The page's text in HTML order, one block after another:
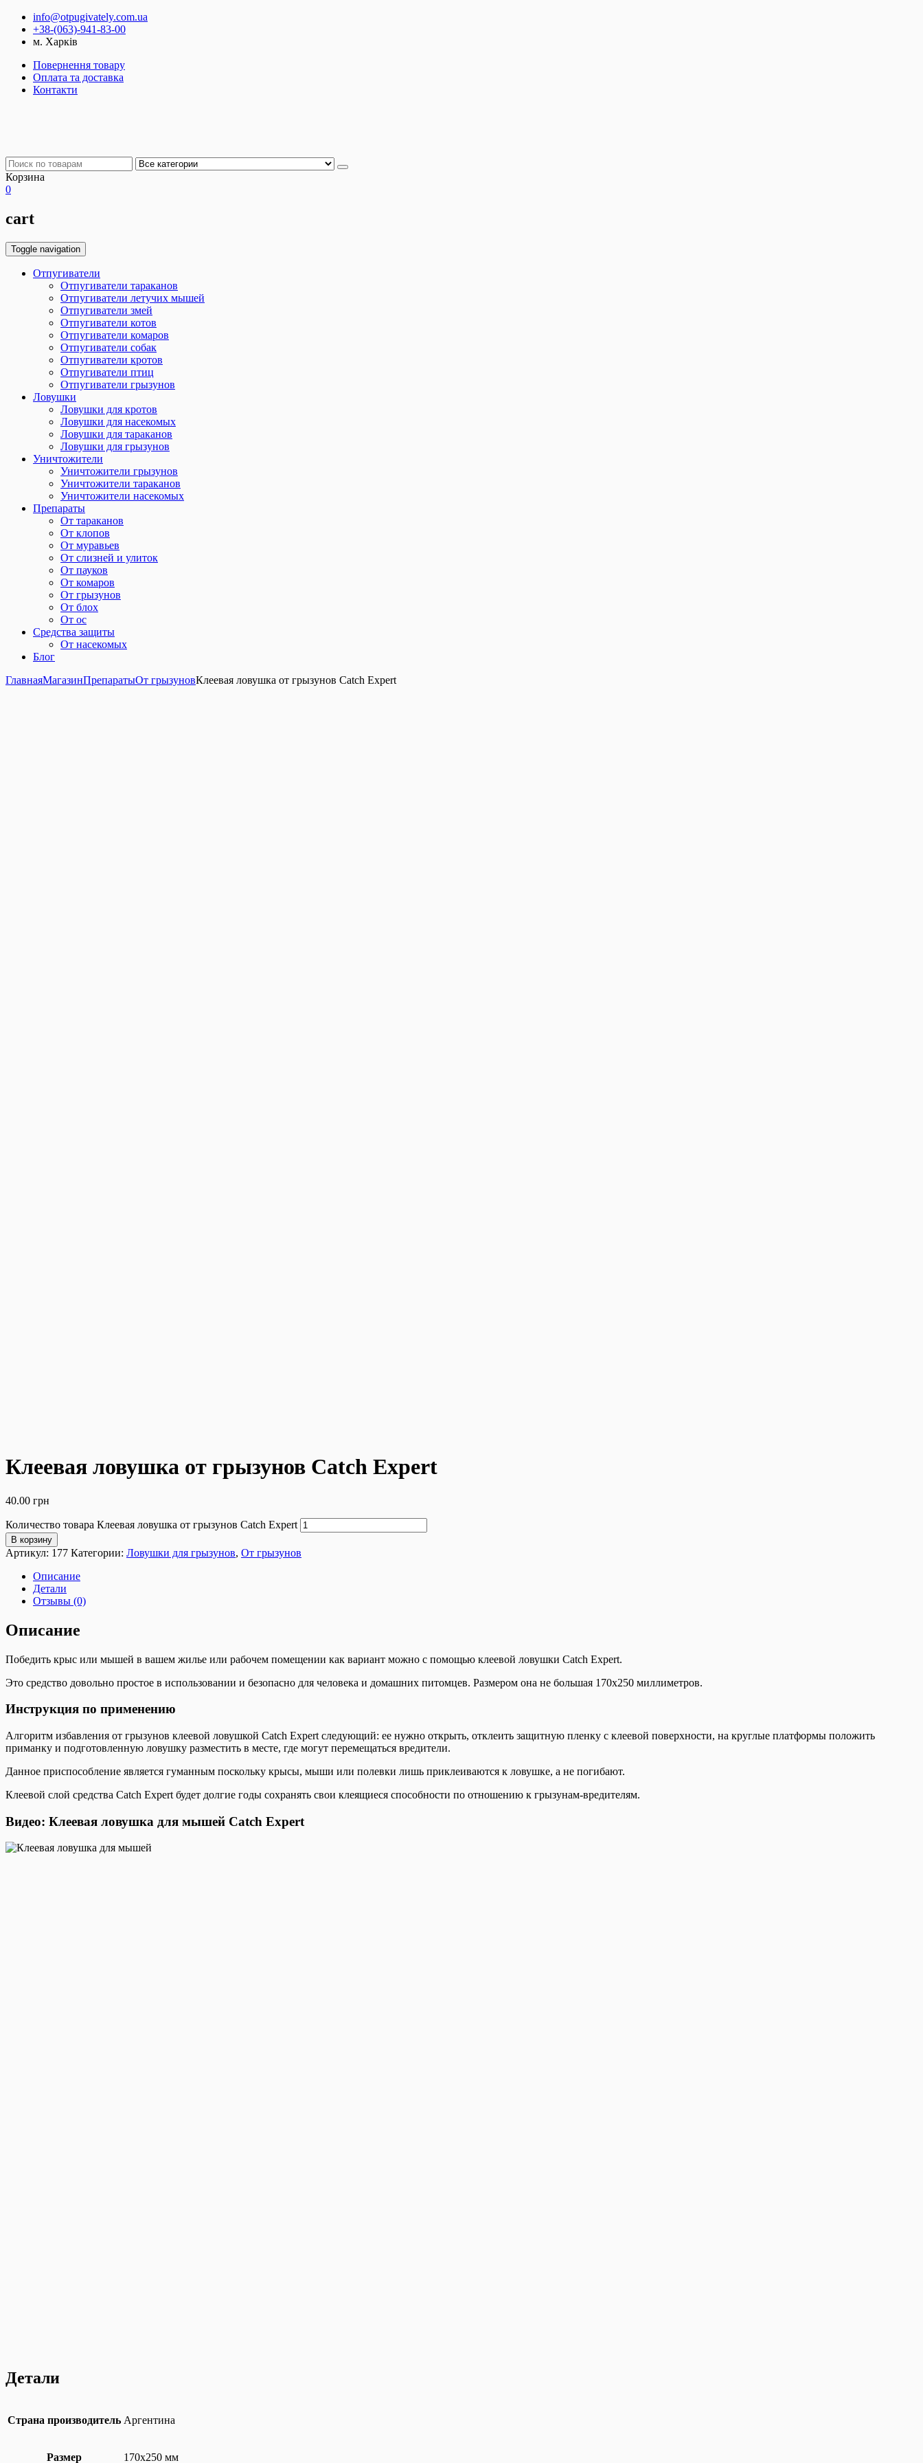
info@otpugivately.com.ua
+38-(063)-941-83-00
м. Харків
Повернення товару
Оплата та доставка
Контакти
Корзина
0
cart
Toggle navigation
Отпугиватели
Отпугиватели тараканов
Отпугиватели летучих мышей
Отпугиватели змей
Отпугиватели котов
Отпугиватели комаров
Отпугиватели собак
Отпугиватели кротов
Отпугиватели птиц
Отпугиватели грызунов
Ловушки
Ловушки для кротов
Ловушки для насекомых
Ловушки для тараканов
Ловушки для грызунов
Уничтожители
Уничтожители грызунов
Уничтожители тараканов
Уничтожители насекомых
Препараты
От тараканов
От клопов
От муравьев
От слизней и улиток
От пауков
От комаров
От грызунов
От блох
От ос
Средства защиты
От насекомых
Блог
ГлавнаяМагазинПрепаратыОт грызуновКлеевая ловушка от грызунов Catch Expert
Клеевая ловушка от грызунов Catch Expert
40.00 грн
Количество товара Клеевая ловушка от грызунов Catch Expert
В корзину
Артикул: 177 Категории: Ловушки для грызунов, От грызунов
Описание
Детали
Отзывы (0)
Описание
Победить крыс или мышей в вашем жилье или рабочем помещении как вариант можно с помощью клеевой ловушки Catch Expert.
Это средство довольно простое в использовании и безопасно для человека и домашних питомцев. Размером она не большая 170х250 миллиметров.
Инструкция по применению
Алгоритм избавления от грызунов клеевой ловушкой Catch Expert следующий: ее нужно открыть, отклеить защитную пленку с клеевой поверхности, на круглые платформы положить
приманку и подготовленную ловушку разместить в месте, где могут перемещаться вредители.
Данное приспособление является гуманным поскольку крысы, мыши или полевки лишь приклеиваются к ловушке, а не погибают.
Клеевой слой средства Catch Expert будет долгие годы сохранять свои клеящиеся способности по отношению к грызунам-вредителям.
Видео: Клеевая ловушка для мышей Catch Expert
Детали
Страна производитель Аргентина
Размер 170х250 мм